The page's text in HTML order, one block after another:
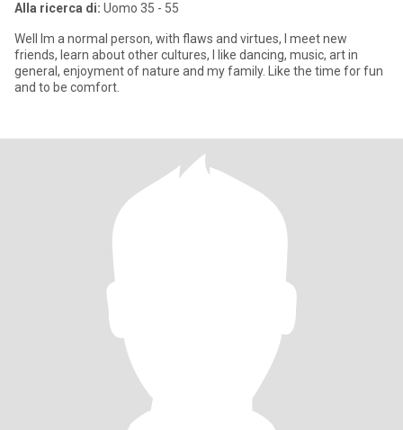
Alla ricerca di: Uomo 35 - 55
Well Im a normal person, with flaws and virtues, I meet new
friends, learn about other cultures, I like dancing, music, art in
general, enjoyment of nature and my family. Like the time for fun
and to be comfort.